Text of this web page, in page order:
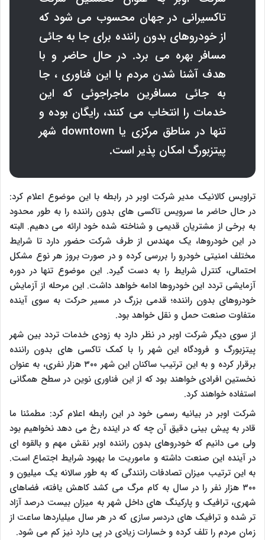
تاکسیرانی در جهان محسوب می شود که
از خودروهای بدون راننده برای جا به جائی
مسافر بهره می برد. در حال حاضر و با
هدف آشنا شدن مردم با این فناوری ، جا
به جائی مسافرین ماجراجوئی که این
خدمات را انتخاب می کنند، رایگان بوده و
تنها در مناطق مرکزی یاdowntown شهر
پیتزبورگ امکان پذیر است.
تراویس کالانیک مدیر شرکت اوبر در رابطه با این موضوع اعلام کرد:
در حال حاضر ما سرویس تاکسی های بدون راننده را به طور محدود
به برخی از مشتریان قدیمی و شناخته شده خود ارائه می دهیم. البته
در این خودروها، یک مهندس از طرف شرکت حضور دارد تا شرایط
مختلف امنیتی خودرو را بررسی کرده و در صورت بروز هر نوع مشکل
احتمالی، کنترل شرایط را به دست گیرد. این موضوع تنها در دوره
آزمایشی تردد این خودروها ادامه خواهد داشت. این مرحله از آزمایش
خودروهای بدون راننده؛ قدمی بزرگ در مسیر حرکت به سوی آینده
متفاوت صنعت حمل و نقل خواهد بود.
از سوی دیگر شرکت اوبر در نظر دارد به زودی خدمات تردد بین شهر
پیتزبورگ و فرودگاه این شهر را با کمک تاکسی های بدون راننده
برقرار کرده و به این ترتیب ساکنان این شهر ۳۰۰ هزار نفری، به عنوان
نخستین افرادی خواهند بود که از این فناوری نوین در سطح همگانی
استفاده خواهند کرد.
شرکت اوبر در بیانیه رسمی خود در این رابطه اعلام کرد: مطمئنا ما
قادر به پیش بینی دقیق آن چه که در اینده رخ می دهد نخواهیم بود
ولی می دانیم که خودروهای بدون راننده اوبر نقش مهم و بالقوه ای
در آینده این صنعت داشته و ماموریت ما بهبود شرایط اجتماع است.
به این ترتیب میزان تصادفات رانندگی که به طور سالانه یک میلیون و
۳۰۰ هزار نفر را در سال به کام مرگ می کشد کاهش یافته، فضاهای
شهری، ترافیک و پارکینگ های داخل شهر به میزان بیست درصد آزاد
تر شده و ترافیک های دردسر سازی که در هر سال میلیاردها ساعت از
زمان مردم را تلف کرده و خسارات زیادی در پی دارد نیز کم می شود.